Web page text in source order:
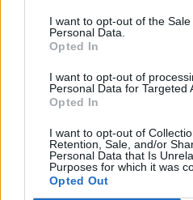
I want to opt-out of the
Personal Data.
Opted In
I want to opt-out of
Personal Data for Targeted
Opted In
I want to opt-out of
Retention, Sale, and/or
Personal Data that Is
Purposes for which it was
Opted Out
Komentuoti gali tik Lrytas
Prisijunkite prie
bendruomenės ir
Rodyti
Prisijungti